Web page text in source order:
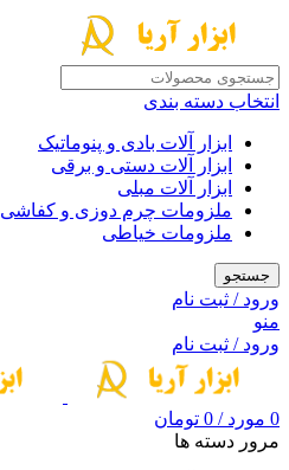
انتخاب دسته بندی
ابزار آلات بادی و پنوماتیک
ابزار آلات دستی و برقی
ابزار آلات مبلی
ملزومات چرم دوزی و کفاشی
ملزومات خیاطی
جستجو
ورود / ثبت نام
منو
ورود / ثبت نام
0 مورد /
0 تومان
مرور دسته ها